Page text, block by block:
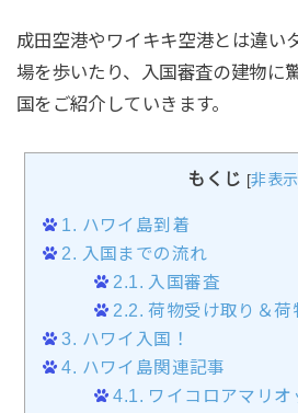
成田空港やワイキキ空港とは違い
場を歩いたり、入国審査の建物に
国をご紹介していきます。
もくじ [非表示
1. ハワイ島到着
2. 入国までの流れ
2.1. 入国審査
2.2. 荷物受け取り＆荷
3. ハワイ入国！
4. ハワイ島関連記事
4.1. ワイコロアマリオ